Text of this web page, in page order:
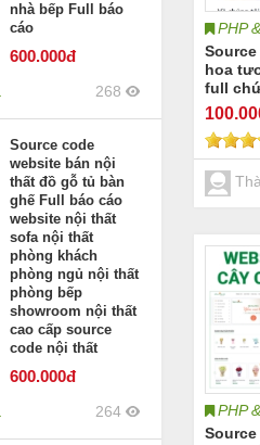
PHP
hoa
full
100
PHP
nhà bếp Full báo
cáo
600.000đ
268
Source code
website bán nội
thất đồ gỗ tủ bàn
ghế Full báo cáo
website nội thất
sofa nội thất
phòng khách
phòng ngủ nội thất
phòng bếp
showroom nội thất
cao cấp source
code nội thất
600.000đ
264